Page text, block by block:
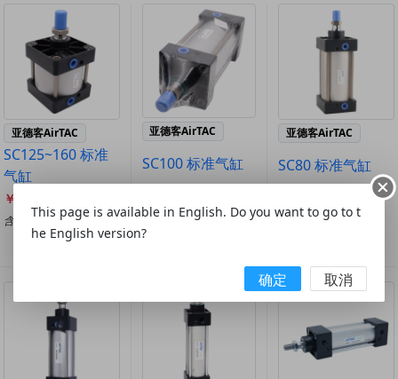
亚德客AirTAC
SC125~160 标准
气缸
￥263.00
含税￥297.19
产品列表(584)
亚德客AirTAC
SC100 标准气缸
含税￥192.1
亚德客AirTAC
SC80 标准气缸
含税￥154.81
This page is available in English. Do you want to go to t
he English version?
确定 取消